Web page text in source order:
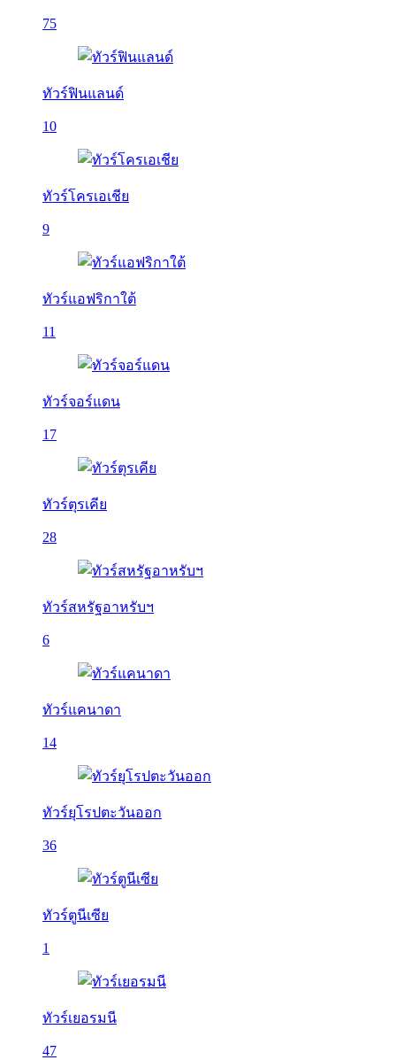
75
ทัวร์ฟินแลนด์
10
ทัวร์โครเอเชีย
9
ทัวร์แอฟริกาใต้
11
ทัวร์จอร์แดน
17
ทัวร์ตุรเคีย
28
ทัวร์สหรัฐอาหรับฯ
6
ทัวร์แคนาดา
14
ทัวร์ยุโรปตะวันออก
36
ทัวร์ตูนีเซีย
1
ทัวร์เยอรมนี
47